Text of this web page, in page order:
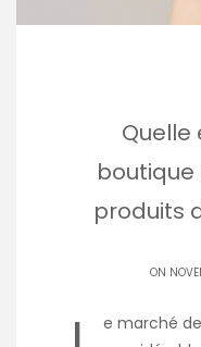
Quelle
boutique
produits
ON
e marché